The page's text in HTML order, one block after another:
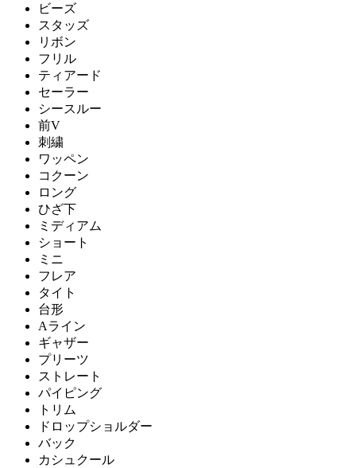
ビーズ
スタッズ
リボン
フリル
ティアード
セーラー
シースルー
前V
刺繍
ワッペン
コクーン
ロング
ひざ下
ミディアム
ショート
ミニ
フレア
タイト
台形
Aライン
ギャザー
プリーツ
ストレート
パイピング
トリム
ドロップショルダー
バック
カシュクール